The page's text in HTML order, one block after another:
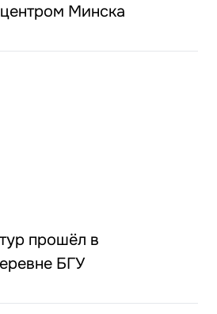
Минска
прошёл в
БГУ